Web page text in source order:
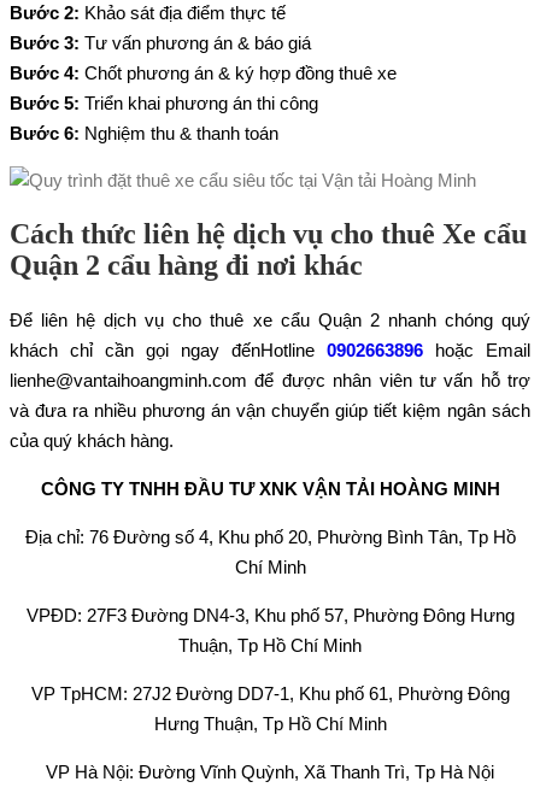
Bước 2: Khảo sát địa điểm thực tế
Bước 3: Tư vấn phương án & báo giá
Bước 4: Chốt phương án & ký hợp đồng thuê xe
Bước 5: Triển khai phương án thi công
Bước 6: Nghiệm thu & thanh toán
Cách thức liên hệ dịch vụ cho thuê Xe cẩu
Quận 2 cẩu hàng đi nơi khác
Để liên hệ dịch vụ cho thuê xe cẩu Quận 2 nhanh chóng quý
khách chỉ cần gọi ngay đếnHotline 0902663896
hoặc Email
lienhe@vantaihoangminh.com để được nhân viên tư vấn hỗ trợ
và đưa ra nhiều phương án vận chuyển giúp tiết kiệm ngân sách
của quý khách hàng.
CÔNG TY TNHH ĐẦU TƯ XNK VẬN TẢI HOÀNG MINH
Địa chỉ: 76 Đường số 4, Khu phố 20, Phường Bình Tân, Tp Hồ
Chí Minh
VPĐD: 27F3 Đường DN4-3, Khu phố 57, Phường Đông Hưng
Thuận, Tp Hồ Chí Minh
VP TpHCM: 27J2 Đường DD7-1, Khu phố 61, Phường Đông
Hưng Thuận, Tp Hồ Chí Minh
VP Hà Nội: Đường Vĩnh Quỳnh, Xã Thanh Trì, Tp Hà Nội